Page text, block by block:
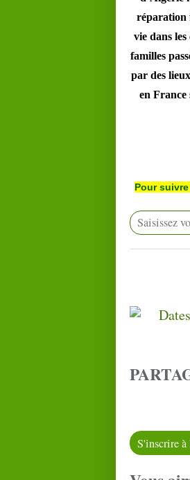
réparation
vie dans
familles
par des
en France
Pour
S'inscrire